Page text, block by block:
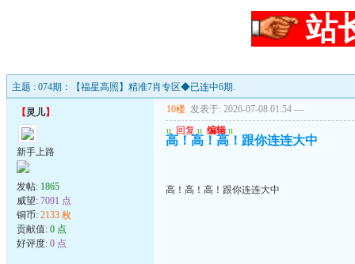
站
主题 : 074期：【福星高照】精准7肖专区◆已连中6期.
【灵儿】
新手上路
发帖: 1865
威望: 7091 点
铜币: 2133 枚
贡献值: 0 点
好评度: 0 点
10楼 发表于: 2026-07-08 01:54 ---
u 回复 u 编辑 u
高！高！高！跟你连连大中
高！高！高！跟你连连大中